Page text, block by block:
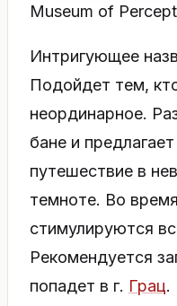
Museum of
Интригующее
Подойдет тем,
неординарное.
бане и
путешествие в
темноте. Во
стимулируются
Рекомендуется
попадет в г. Грац.